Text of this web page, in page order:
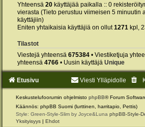
Yhteensä 20 käyttäjää paikalla :: 0
vierasta (Tieto perustuu viimeisen 5 minuutin
käyttäjiin)
Eniten yhtaikaisia käyttäjiä on ollut1271 kpl,
Tilastot
Viestejä yhteensä 675384 • Viestiketjuja
yhteensä 4766 • Uusin käyttäjä Unique
Etusivu Viesti Ylläpidolle
Keskustelufoorumin ohjelmisto phpBB® Forum
Käännös: phpBB Suomi (lurttinen, harritapio, Pettis)
Style: Green-Style-Slim by Joyce&Luna phpBB-Style-
Yksityisyys | Ehdot